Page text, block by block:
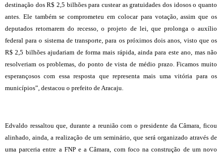
destinação dos R$ 2,5 bilhões para custear as gratuidades dos idosos o quanto
antes. Ele também se comprometeu em colocar para votação, assim que os
deputados retornarem do recesso, o projeto de lei, que prolonga o auxílio
federal para o sistema de transporte, para os próximos dois anos, visto que os
R$ 2,5 bilhões ajudariam de forma mais rápida, ainda para este ano, mas não
resolveriam os problemas, do ponto de vista de médio prazo. Ficamos muito
esperançosos com essa resposta que representa mais uma vitória para os
municípios”, destacou o prefeito de Aracaju.
Edvaldo ressaltou que, durante a reunião com o presidente da Câmara, ficou
alinhado, ainda, a realização de um seminário, que será organizado através de
uma parceria entre a FNP e a Câmara, com foco na construção de um novo